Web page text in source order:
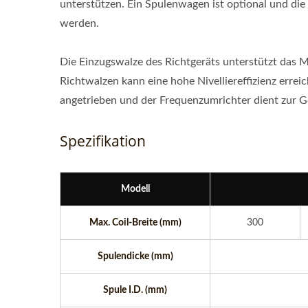
unterstützen. Ein Spulenwagen ist optional und
werden.
Die Einzugswalze des Richtgeräts unterstützt das
Richtwalzen kann eine hohe Nivelliereffizienz
angetrieben und der Frequenzumrichter dient zur
Spezifikation
Modell
Max. Coil-Breite (mm) 300
Spulendicke (mm)
Spule I.D. (mm)